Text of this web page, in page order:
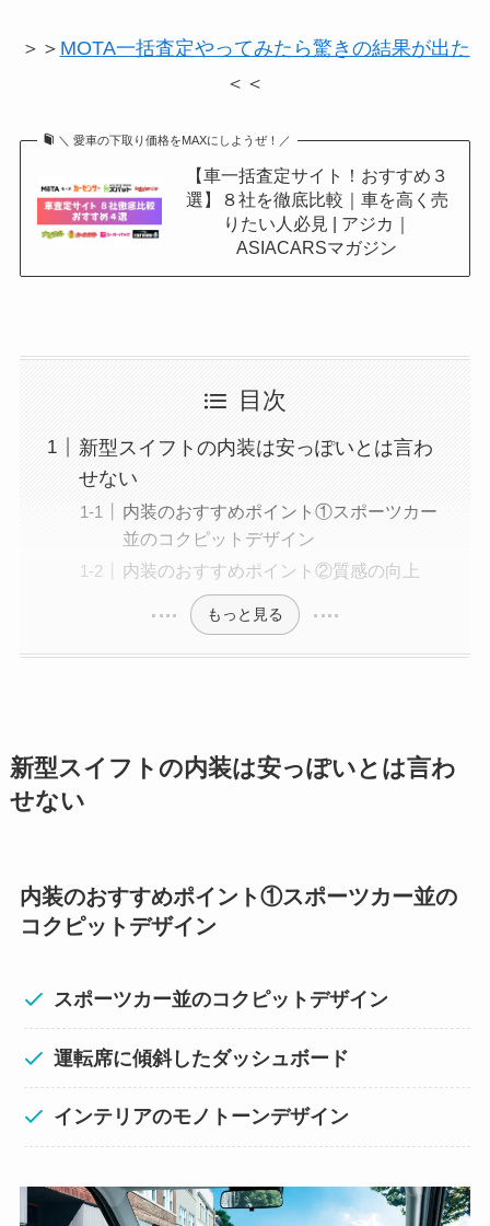
＞＞ MOTA一括査定やってみたら驚きの結果が出た
＜＜
＼ 愛車の下取り価格をMAXにしようぜ！／
【車一括査定サイト！おすすめ３
選】８社を徹底比較｜車を高く売
りたい人必見 | アジカ｜
ASIACARSマガジン
目次
新型スイフトの内装は安っぽいとは言わ
せない
内装のおすすめポイント①スポーツカー
並のコクピットデザイン
内装のおすすめポイント②質感の向上
もっと見る
新型スイフトの内装は安っぽいとは言わ
せない
内装のおすすめポイント①スポーツカー並の
コクピットデザイン
スポーツカー並のコクピットデザイン
運転席に傾斜したダッシュボード
インテリアのモノトーンデザイン